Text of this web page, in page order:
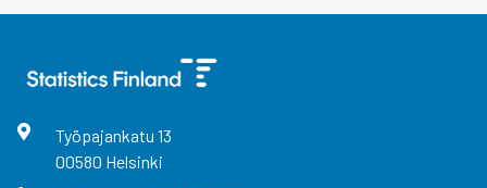
Työpajankatu 13
00580 Helsinki